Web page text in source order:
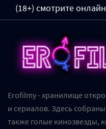
(18+) смотрите
Erofilmy - хранилище
и сериалов. Здесь
также голые кинозвезды,